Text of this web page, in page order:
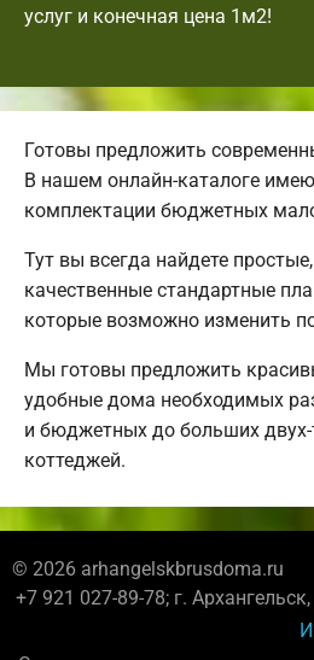
услуг и конечная цена 1м2!
Готовы предложить
В нашем онлайн-каталоге
комплектации бюджетных
Тут вы всегда найдете
качественные стандартные
которые возможно изменить
Мы готовы предложить
удобные дома необходимых
и бюджетных до больших
коттеджей.
© 2026 arhangelskbrusdoma.ru
+7 921 027-89-78; г.